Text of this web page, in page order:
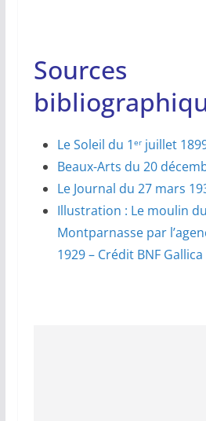
Sources
Le Soleil du 1 erjuillet
Beaux-Arts du 20
Le Journal du 27 mars
Illustration : Le moulin
Montparnasse par
1929 – Crédit BNF Gallica